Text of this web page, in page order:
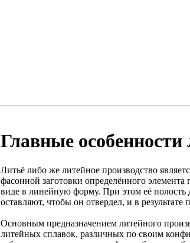
Главные особенности
Литьё либо же литейное производство
фасонной заготовки определённого
виде в линейную форму. При этом её полость
оставляют, чтобы он отвердел, и в результате
Основным предназначением литейного
литейных сплавок, различных по своим